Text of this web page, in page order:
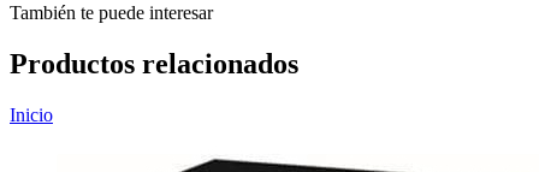
También te puede interesar
Productos relacionados
Inicio